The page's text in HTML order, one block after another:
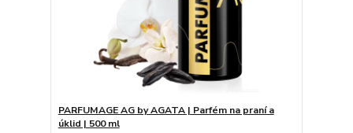
PARFUMAGE AG by AGATA | Parfém na praní a
úklid | 500 ml